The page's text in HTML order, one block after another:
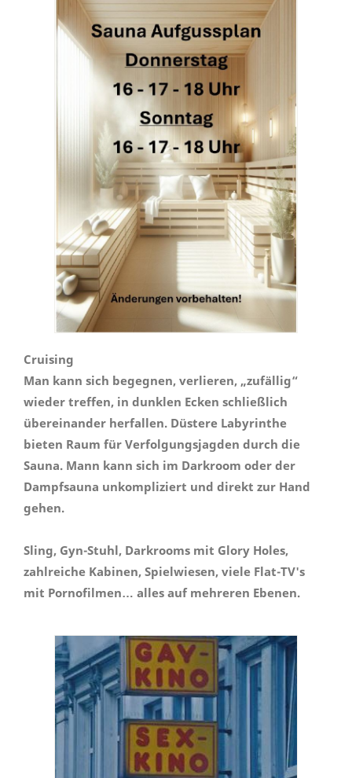
Cruising
Man kann sich begegnen, verlieren, „zufällig“
wieder treffen, in dunklen Ecken schließlich
übereinander herfallen. Düstere Labyrinthe
bieten Raum für Verfolgungsjagden durch die
Sauna. Mann kann sich im Darkroom oder der
Dampfsauna unkompliziert und direkt zur Hand
gehen.
Sling, Gyn-Stuhl, Darkrooms mit Glory Holes,
zahlreiche Kabinen, Spielwiesen, viele Flat-TV's
mit Pornofilmen… alles auf mehreren Ebenen.